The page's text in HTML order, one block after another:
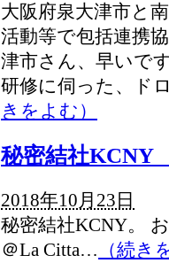
大阪府泉大津市と
活動等で包括連
津市さん、早いで
研修に伺った、ド
きをよむ）
秘密結社KCNY
2018年10月23日
秘密結社KCNY。
＠La Citta… （続き